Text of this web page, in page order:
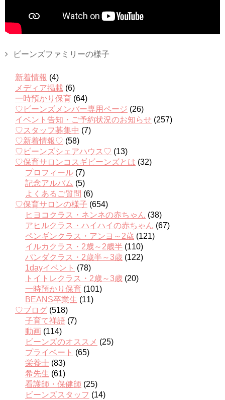
ビーンズファミリーの様子
新着情報 (4)
メディア掲載 (6)
一時預かり保育 (64)
♡ビーンズメンバー専用ページ (26)
イベント告知・ご予約状況のお知らせ (257)
♡スタッフ募集中 (7)
♡新着情報♡ (58)
♡ビーンズシェアハウス♡ (13)
♡保育サロンコスギビーンズとは (32)
プロフィール (7)
記念アルバム (5)
よくあるご質問 (6)
♡保育サロンの様子 (654)
ヒヨコクラス・ネンネの赤ちゃん (38)
アヒルクラス・ハイハイの赤ちゃん (67)
ペンギンクラス・アンヨ～2歳 (121)
イルカクラス・2歳～2歳半 (110)
パンダクラス・2歳半～3歳 (122)
1dayイベント (78)
トイトレクラス・2歳～3歳 (20)
一時預かり保育 (101)
BEANS卒業生 (11)
♡ブログ (518)
子育て禅語 (7)
動画 (114)
ビーンズのオススメ (25)
プライベート (65)
栄養士 (83)
希先生 (61)
看護師・保健師 (25)
ビーンズスタッフ (14)